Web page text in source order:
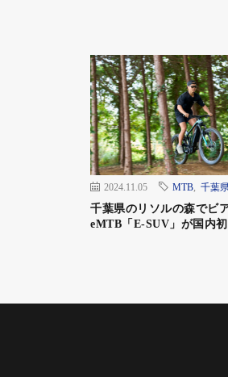
2024.11.05 MTB 千葉県
千葉県のリソルの森でビ
eMTB「E-SUV」が国内